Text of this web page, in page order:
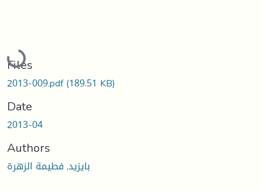
Loading...
Files
2013-009.pdf(189.51 KB)
Date
2013-04
Authors
بايزيد, فطيمة الزهرة